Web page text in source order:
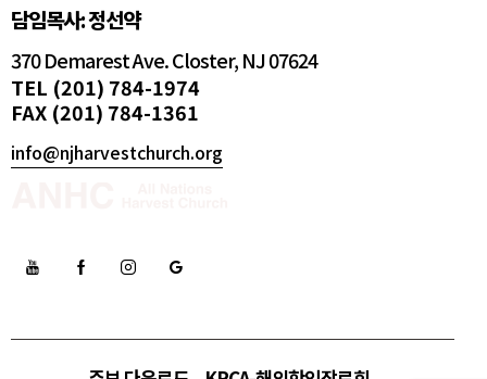
담임목사: 정선약
370 Demarest Ave. Closter, NJ 07624
TEL (201) 784-1974
FAX (201) 784-1361
info@njharvestchurch.org